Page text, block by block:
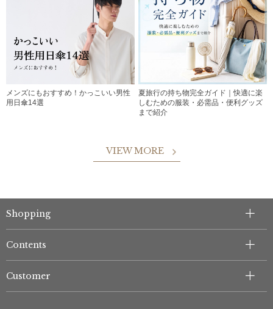
メンズにもおすすめ！かっこいい男性
用日傘14選
夏旅行の持ち物完全ガイド｜快適に楽
しむための服装・必需品・便利グッズ
まで紹介
VIEW MORE
Shopping
Contents
Customer